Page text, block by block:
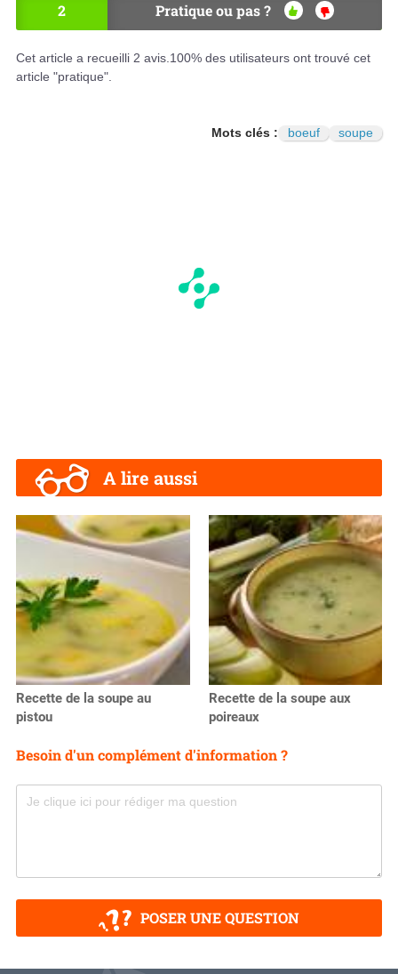
2 Pratique ou pas ?
OU
NO
N
Cet article a recueilli 2 avis. 100% des utilisateurs ont trouvé cet
article "pratique".
Mots clés : boeuf soupe
A lire aussi
Recette de la soupe au
pistou
Recette de la soupe aux
poireaux
Besoin d'un complément d'information ?
POSER UNE QUESTION